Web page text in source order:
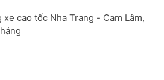
xe cao tốc Nha Trang - Cam Lâm,